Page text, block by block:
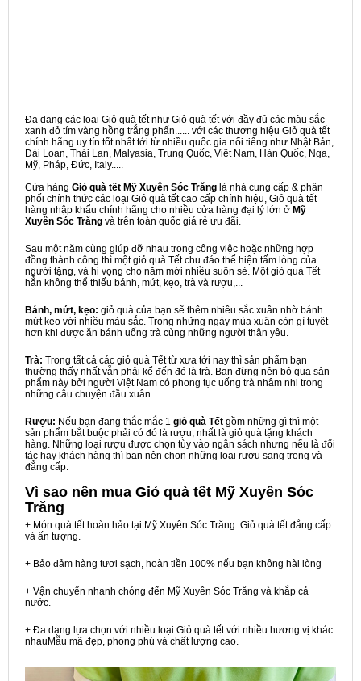
Đa dạng các loại Giỏ quà tết như Giỏ quà tết với đầy đủ các màu sắc
xanh đỏ tím vàng hồng trắng phấn...... với các thương hiệu Giỏ quà tết
chính hãng uy tín tốt nhất tới từ nhiều quốc gia nổi tiếng như Nhật Bản,
Đài Loan, Thái Lan, Malyasia, Trung Quốc, Việt Nam, Hàn Quốc, Nga,
Mỹ, Pháp, Đức, Italy.....
Cửa hàng Giỏ quà tết Mỹ Xuyên Sóc Trăng là nhà cung cấp & phân
phối chính thức các loại Giỏ quà tết cao cấp chính hiệu, Giỏ quà tết
hàng nhập khẩu chính hãng cho nhiều cửa hàng đại lý lớn ở Mỹ
Xuyên Sóc Trăng và trên toàn quốc giá rẻ ưu đãi.
Sau một năm cùng giúp đỡ nhau trong công việc hoặc những hợp
đồng thành công thì một giỏ quà Tết chu đáo thể hiện tấm lòng của
người tặng, và hi vọng cho năm mới nhiều suôn sẻ. Một giỏ quà Tết
hẳn không thể thiếu bánh, mứt, kẹo, trà và rượu,...
Bánh, mứt, kẹo: giỏ quà của bạn sẽ thêm nhiều sắc xuân nhờ bánh
mứt kẹo với nhiều màu sắc. Trong những ngày mùa xuân còn gì tuyệt
hơn khi được ăn bánh uống trà cùng những người thân yêu.
Trà: Trong tất cả các giỏ quà Tết từ xưa tới nay thì sản phẩm bạn
thường thấy nhất vẫn phải kể đến đó là trà. Bạn đừng nên bỏ qua sản
phẩm này bởi người Việt Nam có phong tục uống trà nhâm nhi trong
những câu chuyện đầu xuân.
Rượu: Nếu bạn đang thắc mắc 1 giỏ quà Tết gồm những gì thì một
sản phẩm bắt buộc phải có đó là rượu, nhất là giỏ quà tặng khách
hàng. Những loại rượu được chọn tùy vào ngân sách nhưng nếu là đối
tác hay khách hàng thì bạn nên chọn những loại rượu sang trọng và
đẳng cấp.
Vì sao nên mua Giỏ quà tết Mỹ Xuyên Sóc
Trăng
+ Món quà tết hoàn hảo tại Mỹ Xuyên Sóc Trăng: Giỏ quà tết đẳng cấp
và ấn tượng.
+ Bảo đảm hàng tươi sạch, hoàn tiền 100% nếu bạn không hài lòng
+ Vận chuyển nhanh chóng đến Mỹ Xuyên Sóc Trăng và khắp cả
nước.
+ Đa dạng lựa chọn với nhiều loại Giỏ quà tết với nhiều hương vị khác
nhauMẫu mã đẹp, phong phú và chất lượng cao.